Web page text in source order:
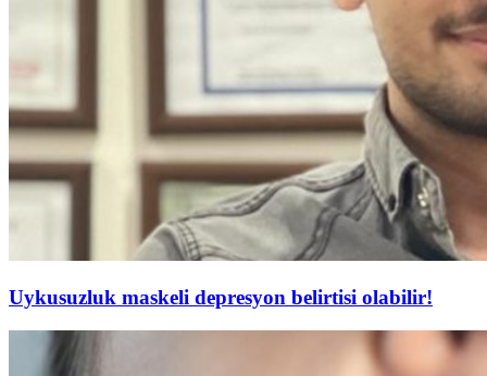
Uykusuzluk maskeli depresyon belirtisi olabilir!